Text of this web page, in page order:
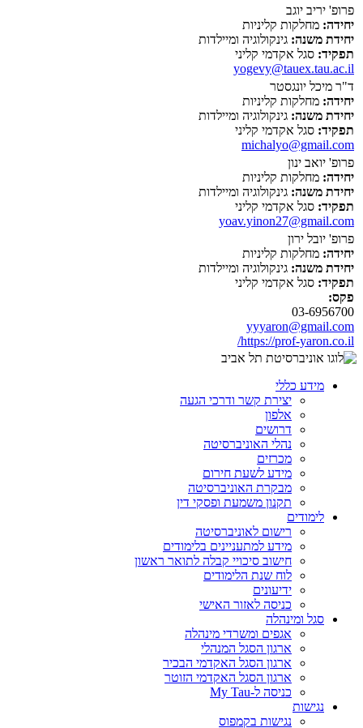
פרופ' יריב יוגב
יחידה: מחלקות קליניות
יחידת משנה: גינקולוגיה ומיילדות
תפקיד: סגל אקדמי קליני
yogevy@tauex.tau.ac.il
ד"ר מיכל יונגסטר
יחידה: מחלקות קליניות
יחידת משנה: גינקולוגיה ומיילדות
תפקיד: סגל אקדמי קליני
michalyo@gmail.com
פרופ' יואב ינון
יחידה: מחלקות קליניות
יחידת משנה: גינקולוגיה ומיילדות
תפקיד: סגל אקדמי קליני
yoav.yinon27@gmail.com
פרופ' יובל ירון
יחידה: מחלקות קליניות
יחידת משנה: גינקולוגיה ומיילדות
תפקיד: סגל אקדמי קליני
פקס:
03-6956700
yyyaron@gmail.com
https://prof-yaron.co.il/
מידע כללי
יצירת קשר ודרכי הגעה
אלפון
דרושים
נהלי האוניברסיטה
מכרזים
מידע לשעת חירום
מבקרת האוניברסיטה
תקנון משמעת ופסקי דין
לימודים
רישום לאוניברסיטה
מידע למתעניינים בלימודים
חישוב סיכויי קבלה לתואר ראשון
לוח שנת הלימודים
ידיעונים
כניסה לאזור האישי
סגל ומינהלה
אגפים ומשרדי מינהלה
ארגון הסגל המנהלי
ארגון הסגל האקדמי הבכיר
ארגון הסגל האקדמי הזוטר
כניסה ל-My Tau
נגישות
נגישות בקמפוס